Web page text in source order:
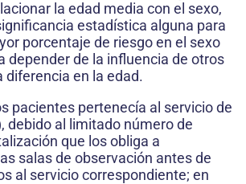
la edad media con el sexo,
estadística alguna para
porcentaje de riesgo en el sexo
depender de la influencia de otros
diferencia en la edad.
pacientes pertenecía al servicio de
debido al limitado número de
que los obliga a
salas de observación antes de
al servicio correspondiente; en